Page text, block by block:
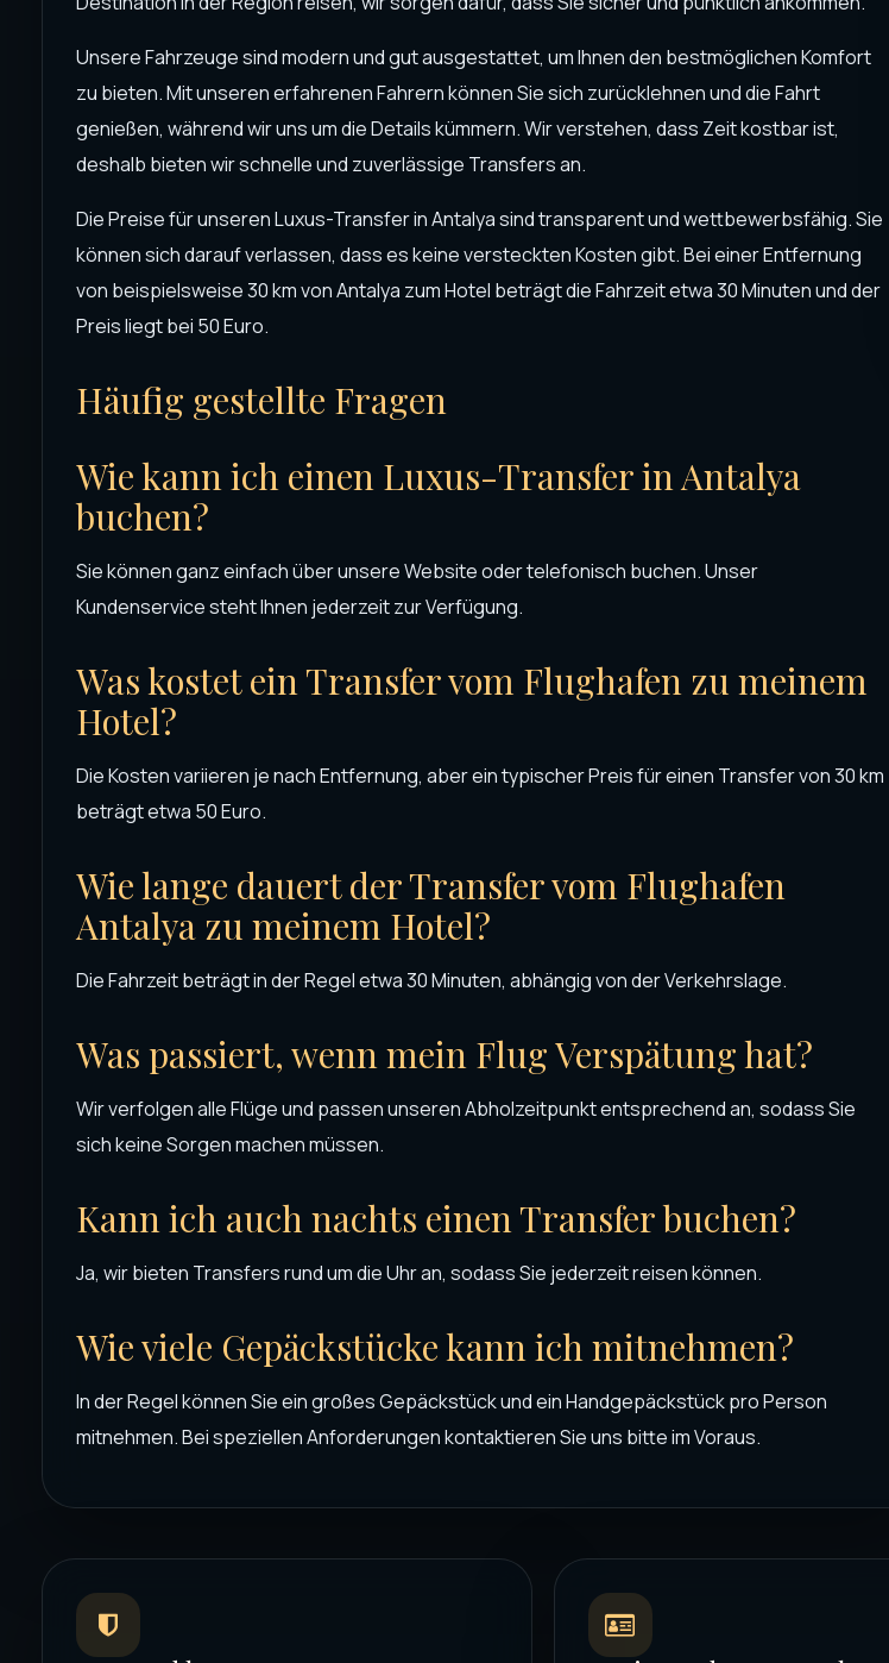
Unsere Fahrzeuge sind modern und gut ausgestattet, um Ihnen den bestmöglichen Komfort
zu bieten. Mit unseren erfahrenen Fahrern können Sie sich zurücklehnen und die Fahrt
genießen, während wir uns um die Details kümmern. Wir verstehen, dass Zeit kostbar ist,
deshalb bieten wir schnelle und zuverlässige Transfers an.
Die Preise für unseren Luxus-Transfer in Antalya sind transparent und wettbewerbsfähig. Sie
können sich darauf verlassen, dass es keine versteckten Kosten gibt. Bei einer Entfernung
von beispielsweise 30 km von Antalya zum Hotel beträgt die Fahrzeit etwa 30 Minuten und der
Preis liegt bei 50 Euro.
Häufig gestellte Fragen
Wie kann ich einen Luxus-Transfer in Antalya
buchen?
Sie können ganz einfach über unsere Website oder telefonisch buchen. Unser
Kundenservice steht Ihnen jederzeit zur Verfügung.
Was kostet ein Transfer vom Flughafen zu meinem
Hotel?
Die Kosten variieren je nach Entfernung, aber ein typischer Preis für einen Transfer von 30 km
beträgt etwa 50 Euro.
Wie lange dauert der Transfer vom Flughafen
Antalya zu meinem Hotel?
Die Fahrzeit beträgt in der Regel etwa 30 Minuten, abhängig von der Verkehrslage.
Was passiert, wenn mein Flug Verspätung hat?
Wir verfolgen alle Flüge und passen unseren Abholzeitpunkt entsprechend an, sodass Sie
sich keine Sorgen machen müssen.
Kann ich auch nachts einen Transfer buchen?
Ja, wir bieten Transfers rund um die Uhr an, sodass Sie jederzeit reisen können.
Wie viele Gepäckstücke kann ich mitnehmen?
In der Regel können Sie ein großes Gepäckstück und ein Handgepäckstück pro Person
mitnehmen. Bei speziellen Anforderungen kontaktieren Sie uns bitte im Voraus.